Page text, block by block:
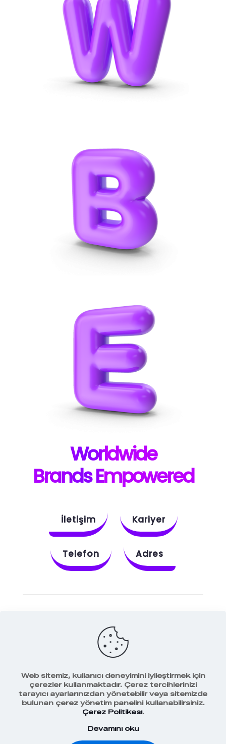
Worldwide
Brands Empowered
İletişim Kariyer
Telefon Adres
Behance
Facebook
Veri Koruma Politikamız
Web sitemiz, kullanıcı deneyimini iyileştirmek için
çerezler kullanmaktadır. Çerez tercihlerinizi
tarayıcı ayarlarınızdan yönetebilir veya sitemizde
bulunan çerez yönetim panelini kullanabilirsiniz.
Çerez Politikası.
Devamını oku